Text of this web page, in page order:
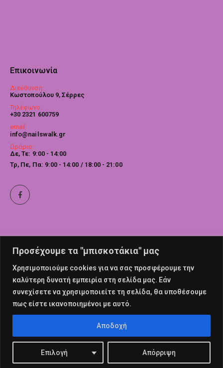
Προσέχουμε τα "μπισκοτάκια" μας
Χρησιμοποιούμε cookies για να σας προσφέρουμε την
καλύτερη δυνατή εμπειρία στη σελίδα μας. Εάν
συνεχίσετε να χρησιμοποιείτε τη σελίδα, θα υποθέσουμε
πως είστε ικανοποιημένοι με αυτό.
Επιλογή Απόρριψη
Αποδοχή
Επικοινωνία
Διεύθυνση:
Κωστοπούλου 9, Σέρρες
Τηλέφωνο:
+30 2321 600759
email:
info@nailswalk.gr
Ωράριο:
Δε, Τε: 9:00 - 14:00
Τρ, Πε, Πα: 9:00 - 14:00 / 18:00 - 21:00
© nailswalk 2022. All Rights Reserved